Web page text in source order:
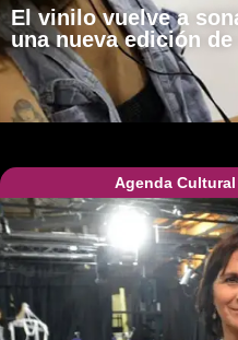
El vinilo vuelve a
una nueva edición
Agenda Cultural